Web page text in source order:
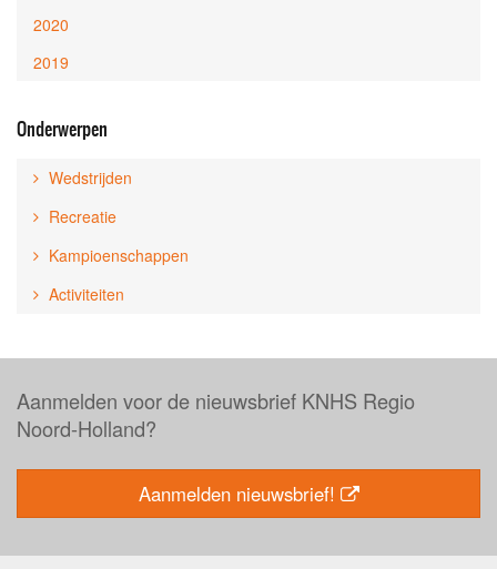
2020
2019
Onderwerpen
Wedstrijden
Recreatie
Kampioenschappen
Activiteiten
Aanmelden voor de nieuwsbrief KNHS Regio
Noord-Holland?
Aanmelden nieuwsbrief!